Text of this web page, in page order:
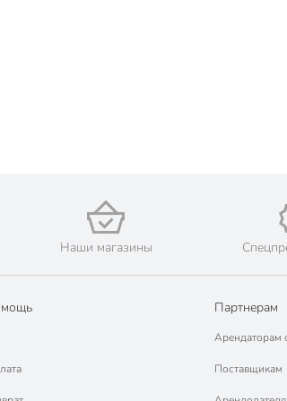
Наши магазины
Партнерам
Арендаторам
Поставщикам